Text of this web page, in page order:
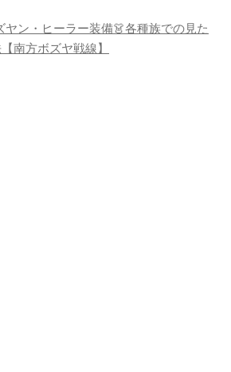
ヤン・ヒーラー装備👗各種族での見た
南方ボズヤ戦線】